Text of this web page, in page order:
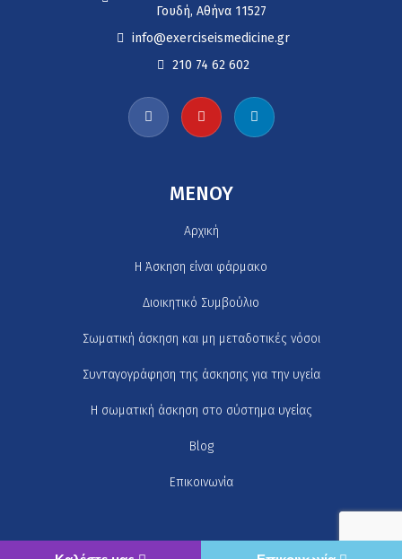
Γουδή, Αθήνα 11527
info@exerciseismedicine.gr
210 74 62 602
MENOY
Αρχική
H Άσκηση είναι φάρμακο
Διοικητικό Συμβούλιο
Σωματική άσκηση και μη μεταδοτικές νόσοι
Συνταγογράφηση της άσκησης για την υγεία
Η σωματική άσκηση στο σύστημα υγείας
Blog
Επικοινωνία